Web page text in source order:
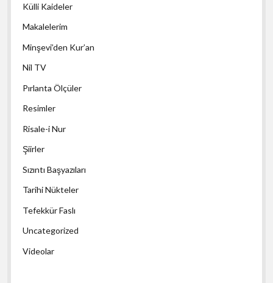
Külli Kaideler
Makalelerim
Minşevi’den Kur’an
Nil TV
Pırlanta Ölçüler
Resimler
Risale-i Nur
Şiirler
Sızıntı Başyazıları
Tarihi Nükteler
Tefekkür Faslı
Uncategorized
Videolar